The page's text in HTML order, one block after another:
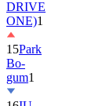
15Park
Bo-
gum1
16IU